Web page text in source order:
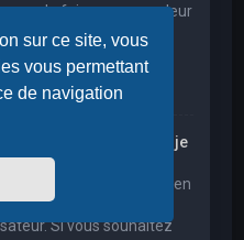
sur ce site, vous
vous permettant
de navigation
seule fois, ou encore leur
ou bien leur
et comment puis-je
groupes d’utilisateurs en
» depuis le
Si vous souhaitez